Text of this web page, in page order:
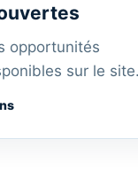
opportunités
sur le site.